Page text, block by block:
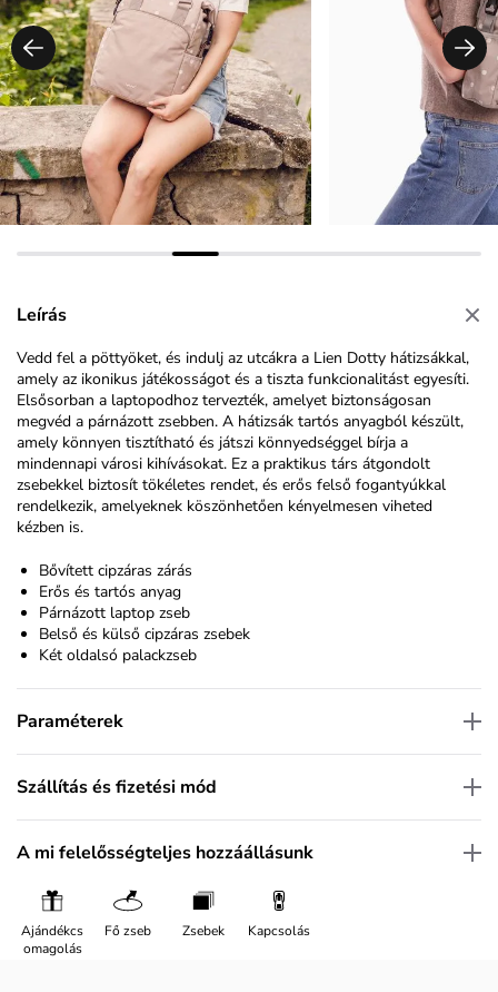
Leírás
Vedd fel a pöttyöket, és indulj az utcákra a Lien Dotty hátizsákkal,
amely az ikonikus játékosságot és a tiszta funkcionalitást egyesíti.
Elsősorban a laptopodhoz tervezték, amelyet biztonságosan
megvéd a párnázott zsebben. A hátizsák tartós anyagból készült,
amely könnyen tisztítható és játszi könnyedséggel bírja a
mindennapi városi kihívásokat. Ez a praktikus társ átgondolt
zsebekkel biztosít tökéletes rendet, és erős felső fogantyúkkal
rendelkezik, amelyeknek köszönhetően kényelmesen viheted
kézben is.
Bővített cipzáras zárás
Erős és tartós anyag
Párnázott laptop zseb
Belső és külső cipzáras zsebek
Két oldalsó palackzseb
Paraméterek
Szállítás és fizetési mód
A mi felelősségteljes hozzáállásunk
Ajándékcs
omagolás
Fő zseb Zsebek Kapcsolás